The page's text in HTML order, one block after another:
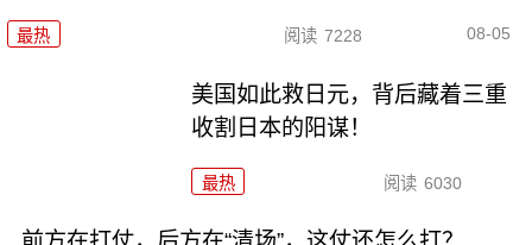
最热 阅读 7228 08-05
美国如此救日元，背后藏着三重
收割日本的阳谋！
最热 阅读 6030